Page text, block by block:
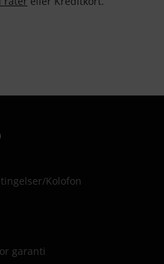
/Kolofon
garanti